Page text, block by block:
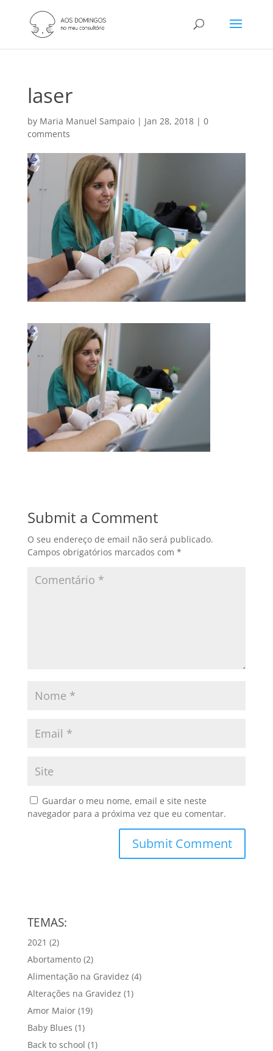
laser
by Maria Manuel Sampaio| Jan 28, 2018| 0
comments
Submit a Comment
O seu endereço de email não será publicado.
Campos obrigatórios marcados com *
Guardar o meu nome, email e site neste
navegador para a próxima vez que eu comentar.
TEMAS:
2021 (2)
Abortamento(2)
Alimentação na Gravidez (4)
Alterações na Gravidez (1)
Amor Maior(19)
Baby Blues (1)
Back to school (1)